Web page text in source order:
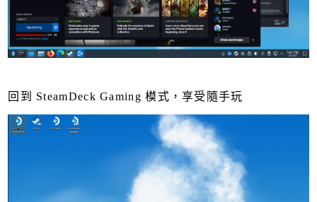
回到 SteamDeck Gaming 模式，享受隨手玩